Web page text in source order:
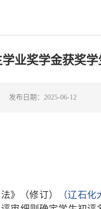
业奖学金获奖
发布日期：2025-06-12
》（修订） （辽石